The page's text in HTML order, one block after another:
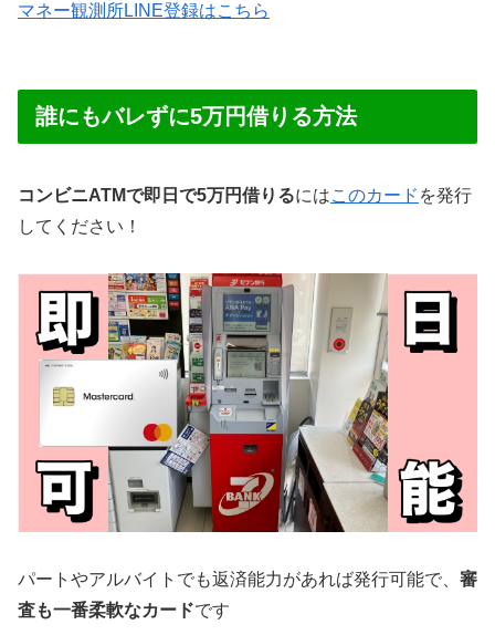
マネー観測所LINE登録はこちら
誰にもバレずに5万円借りる方法
コンビニATMで即日で5万円借りるにはこのカード を発行
してください！
パートやアルバイトでも返済能力があれば発行可能で、 審
査も一番柔軟なカードです